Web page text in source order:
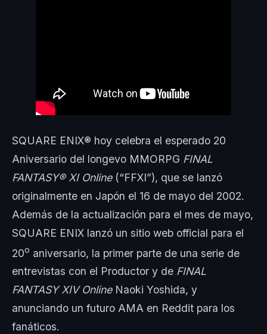
SQUARE ENIX® hoy celebra el esperado 20
Aniversario del longevo MMORPG FINAL
FANTASY® XI Online(“FFXI”), que se lanzó
originalmente en Japón el 16 de mayo del 2002.
Además de la actualización para el mes de mayo,
SQUARE ENIX lanzó un sitio web official para el
20o aniversario, la primer parte de una serie de
entrevistas con el Productor y de FINAL
FANTASY XIV OnlineNaoki Yoshida, y
anunciando un futuro AMA en Reddit para los
fanáticos.